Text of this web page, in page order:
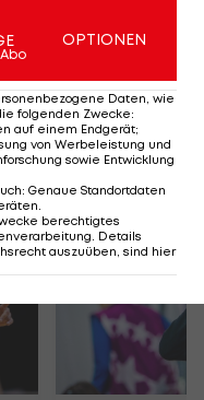
einrücken und
A-
OPTIONEN
Daten, wie
folgenden Zwecke:
auf einem Endgerät;
von Werbeleistung und
sowie Entwicklung
: Genaue Standortdaten
berechtigtes
Details
auszuüben, sind hier